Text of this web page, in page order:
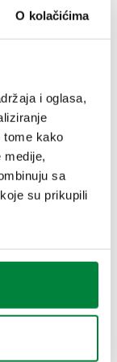
O kolačićima
i oglasa,
tome kako
medije,
sa
su prikupili
1)
2,29
m³/h